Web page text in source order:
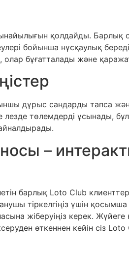
қолдайды. Барлық
бойынша нұсқаулық
бұғатталады және
дұрыс сандарды тапса
төлемдерді ұсынады,
–
барлық Loto Club
тіркелгіңіз үшін
жіберуіңіз керек. Жүйеге
өткеннен кейін сіз